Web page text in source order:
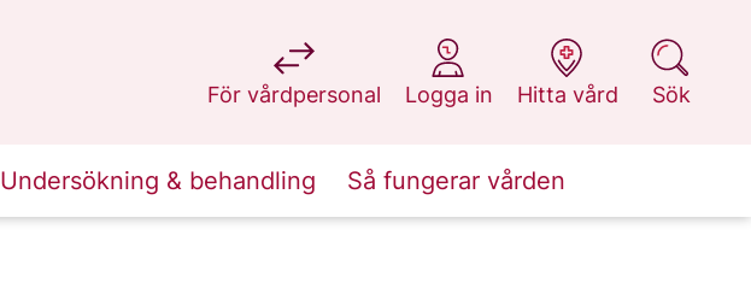
För vårdpersonal
på 1177.se
Logga in
på 1177.se
Hitta vård
på 1177.se
Sök
på 1177.se
Undersökning & behandling Så fungerar vården